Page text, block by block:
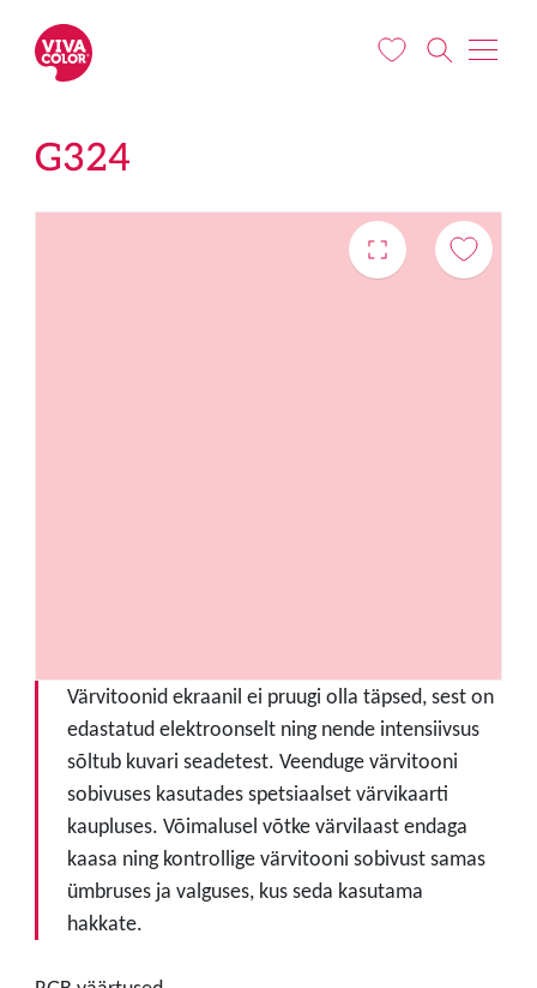
G324
Värvitoonid ekraanil ei pruugi olla täpsed, sest on
edastatud elektroonselt ning nende intensiivsus
sõltub kuvari seadetest. Veenduge värvitooni
sobivuses kasutades spetsiaalset värvikaarti
kaupluses. Võimalusel võtke värvilaast endaga
kaasa ning kontrollige värvitooni sobivust samas
ümbruses ja valguses, kus seda kasutama
hakkate.